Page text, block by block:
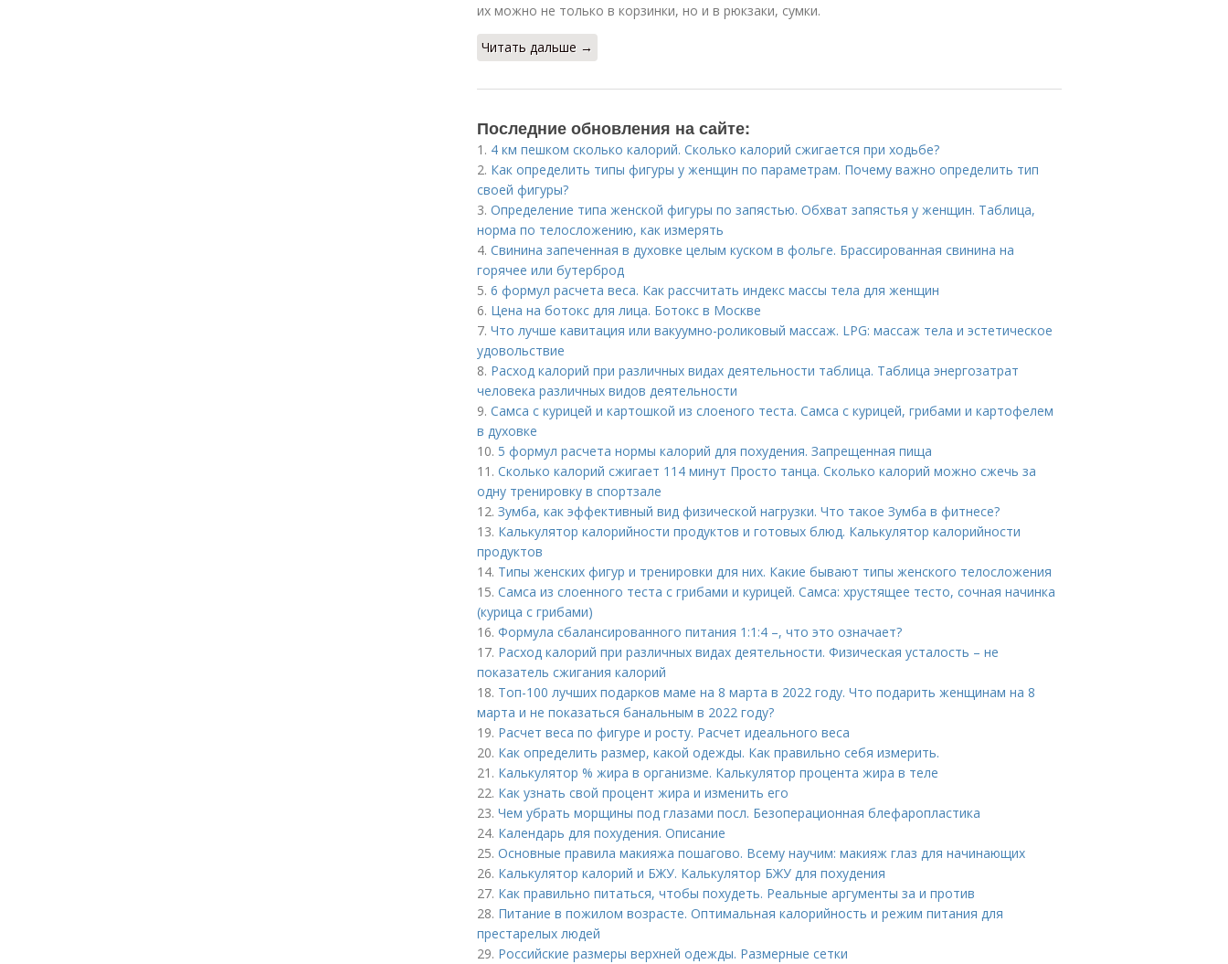
их можно не только в корзинки, но и в рюкзаки, сумки.
Читать дальше →
Последние обновления на сайте:
1. 4 км пешком сколько калорий. Сколько калорий сжигается при ходьбе?
2. Как определить типы фигуры у женщин по параметрам. Почему важно определить тип
своей фигуры?
3. Определение типа женской фигуры по запястью. Обхват запястья у женщин. Таблица,
норма по телосложению, как измерять
4. Свинина запеченная в духовке целым куском в фольге. Брассированная свинина на
горячее или бутерброд
5. 6 формул расчета веса. Как рассчитать индекс массы тела для женщин
6. Цена на ботокс для лица. Ботокс в Москве
7. Что лучше кавитация или вакуумно-роликовый массаж. LPG: массаж тела и эстетическое
удовольствие
8. Расход калорий при различных видах деятельности таблица. Таблица энергозатрат
человека различных видов деятельности
9. Самса с курицей и картошкой из слоеного теста. Самса с курицей, грибами и картофелем
в духовке
10. 5 формул расчета нормы калорий для похудения. Запрещенная пища
11. Сколько калорий сжигает 114 минут Просто танца. Сколько калорий можно сжечь за
одну тренировку в спортзале
12. Зумба, как эффективный вид физической нагрузки. Что такое Зумба в фитнесе?
13. Калькулятор калорийности продуктов и готовых блюд. Калькулятор калорийности
продуктов
14. Типы женских фигур и тренировки для них. Какие бывают типы женского телосложения
15. Самса из слоенного теста с грибами и курицей. Самса: хрустящее тесто, сочная начинка
(курица с грибами)
16. Формула сбалансированного питания 1:1:4 –, что это означает?
17. Расход калорий при различных видах деятельности. Физическая усталость – не
показатель сжигания калорий
18. Топ-100 лучших подарков маме на 8 марта в 2022 году. Что подарить женщинам на 8
марта и не показаться банальным в 2022 году?
19. Расчет веса по фигуре и росту. Расчет идеального веса
20. Как определить размер, какой одежды. Как правильно себя измерить.
21. Калькулятор % жира в организме. Калькулятор процента жира в теле
22. Как узнать свой процент жира и изменить его
23. Чем убрать морщины под глазами посл. Безоперационная блефаропластика
24. Календарь для похудения. Описание
25. Основные правила макияжа пошагово. Всему научим: макияж глаз для начинающих
26. Калькулятор калорий и БЖУ. Калькулятор БЖУ для похудения
27. Как правильно питаться, чтобы похудеть. Реальные аргументы за и против
28. Питание в пожилом возрасте. Оптимальная калорийность и режим питания для
престарелых людей
29. Российские размеры верхней одежды. Размерные сетки